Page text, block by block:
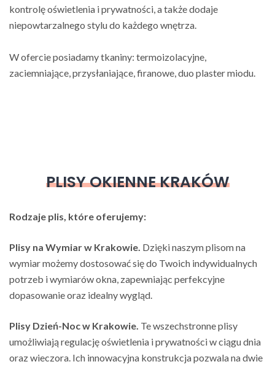
kontrolę oświetlenia i prywatności, a także dodaje
niepowtarzalnego stylu do każdego wnętrza.
W ofercie posiadamy tkaniny: termoizolacyjne,
zaciemniające, przysłaniające, firanowe, duo plaster miodu.
PLISY OKIENNE KRAKÓW
Rodzaje plis, które oferujemy:
Plisy na Wymiar w Krakowie. Dzięki naszym plisom na
wymiar możemy dostosować się do Twoich indywidualnych
potrzeb i wymiarów okna, zapewniając perfekcyjne
dopasowanie oraz idealny wygląd.
Plisy Dzień-Noc w Krakowie. Te wszechstronne plisy
umożliwiają regulację oświetlenia i prywatności w ciągu dnia
oraz wieczora. Ich innowacyjna konstrukcja pozwala na dwie